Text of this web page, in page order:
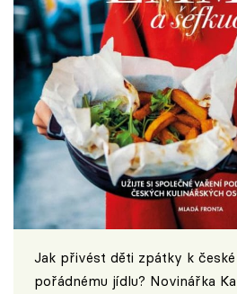
Jak přivést děti zpátky k české
pořádnému jídlu? Novinářka